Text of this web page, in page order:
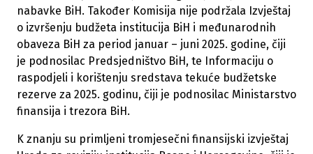
nabavke BiH. Također Komisija nije podržala Izvještaj
o izvršenju budžeta institucija BiH i međunarodnih
obaveza BiH za period januar – juni 2025. godine, čiji
je podnosilac Predsjedništvo BiH, te Informaciju o
raspodjeli i korištenju sredstava tekuće budžetske
rezerve za 2025. godinu, čiji je podnosilac Ministarstvo
finansija i trezora BiH.
K znanju su primljeni tromjesečni finansijski izvještaj